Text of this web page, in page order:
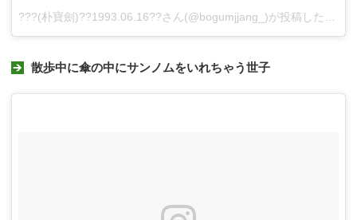
散歩中に傘の中にサンノムをいれちゃう世子